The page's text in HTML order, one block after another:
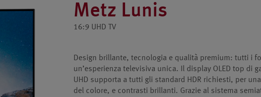
Metz Lunis
16:9 UHD TV
Design brillante, tecnologia e qualità premium: tutti i
un’esperienza televisiva unica. Il display OLED top di
UHD supporta a tutti gli standard HDR richiesti, per
del colore, e contrasti brillanti. Grazie al sistema